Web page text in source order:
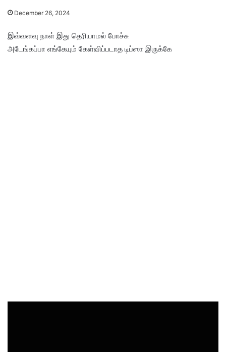
December 26, 2024
இவ்வளவு நாள் இது தெரியாமல் போச்சு
அடேங்கப்பா எங்கேயும் கேள்விப்படாத டிப்ஸா இருக்கே